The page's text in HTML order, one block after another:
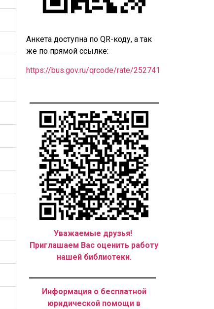
Анкета доступна по QR-коду, а так
же по прямой ссылке:
https://bus.gov.ru/qrcode/rate/252741
Уважаемые друзья!
Приглашаем Вас оценить работу
нашей библиотеки.
Информация о бесплатной
юридической помощи в